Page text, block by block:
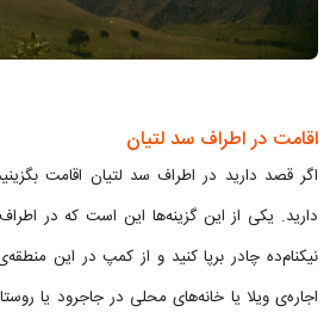
اقامت در اطراف سد لتیان
اگر قصد دارید در اطراف سد لتیان اقامت
دارید. یکی از این گزینه‌ها این است که در
نیکنام‌ده چادر برپا کنید و از کمپ در این
اجاره‌ی ویلا یا خانه‌های محلی در جاجرود یا